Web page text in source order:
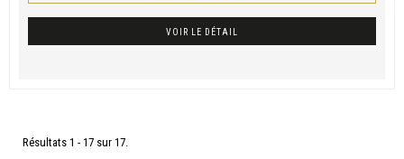
VOIR LE DÉTAIL
Résultats 1 - 17 sur 17.